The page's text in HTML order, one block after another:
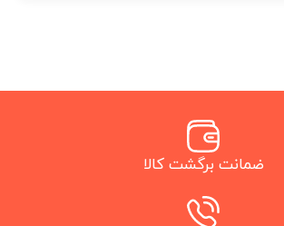
ضمانت برگشت کالا